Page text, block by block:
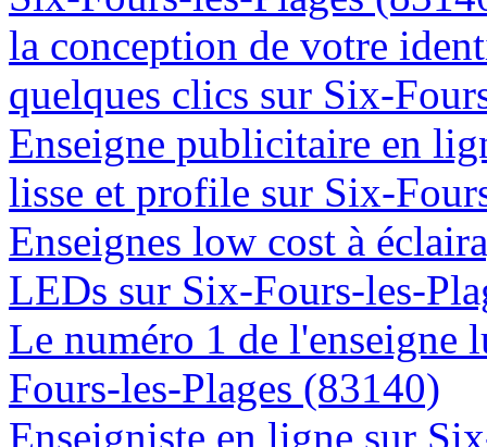
la conception de votre
quelques clics sur Six-
Enseigne publicitaire en
lisse et profile sur Six-
Enseignes low cost à
LEDs sur Six-Fours-les-
Le numéro 1 de l'enseigne
Fours-les-Plages (83140)
Enseigniste en ligne sur